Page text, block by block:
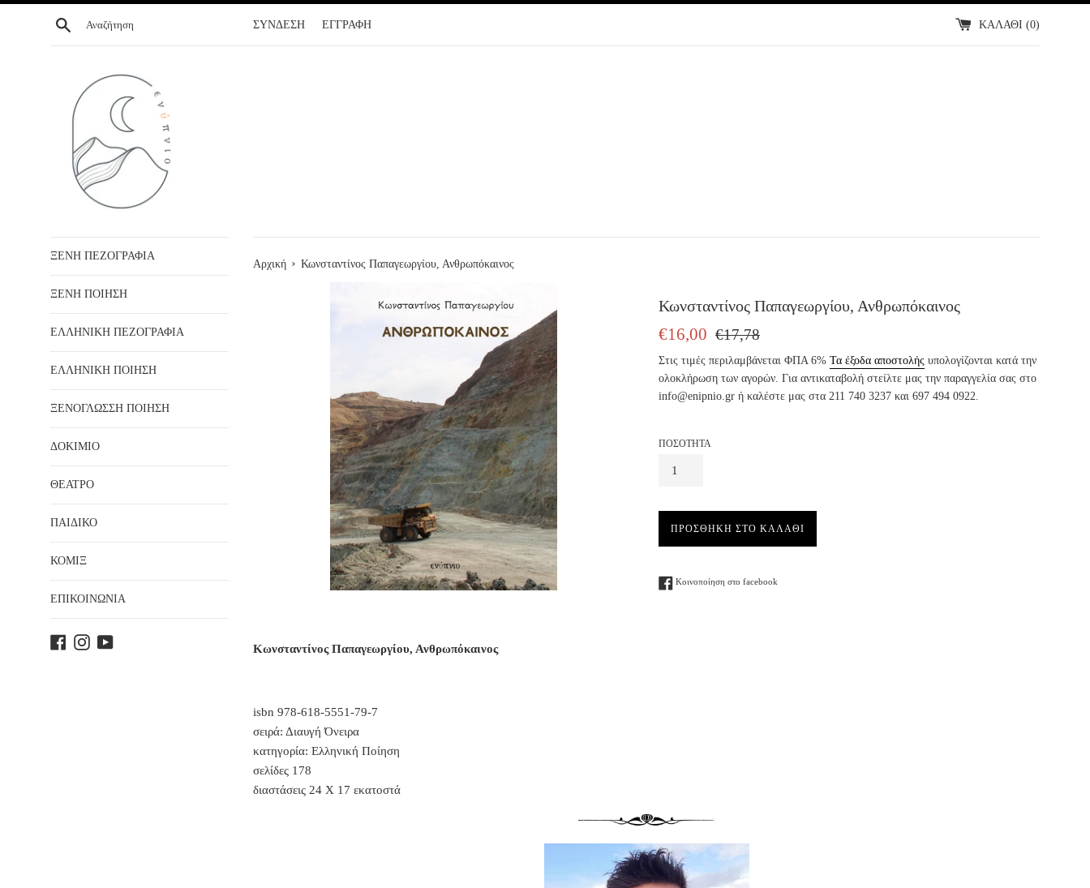
Αναζήτηση ΣΥΝΔΕΣΗ ΕΓΓΡΑΦΗ ΚΑΛΑΘΙ (0)
ΞΕΝΗ ΠΕΖΟΓΡΑΦΙΑ
ΞΕΝΗ ΠΟΙΗΣΗ
ΕΛΛΗΝΙΚΗ ΠΕΖΟΓΡΑΦΙΑ
ΕΛΛΗΝΙΚΗ ΠΟΙΗΣΗ
ΞΕΝΟΓΛΩΣΣΗ ΠΟΙΗΣΗ
ΔΟΚΙΜΙΟ
ΘΕΑΤΡΟ
ΠΑΙΔΙΚΟ
ΚΟΜΙΞ
ΕΠΙΚΟΙΝΩΝΙΑ
Facebook
InstagramYouTube
Αρχική › Κωνσταντίνος Παπαγεωργίου, Ανθρωπόκαινος
Κωνσταντίνος Παπαγεωργίου, Ανθρωπόκαινος
ΤΙΜΗ
€16,00
ΤΙΜΗ
€17,78
Στις τιμές περιλαμβάνεται ΦΠΑ 6% Τα έξοδα αποστολής υπολογίζονται κατά την
ολοκλήρωση των αγορών. Για αντικαταβολή στείλτε μας την παραγγελία σας στο
info@enipnio.gr ή καλέστε μας στα 211 740 3237 και 697 494 0922.
ΠΟΣΟΤΗΤΑ
ΠΡΟΣΘΗΚΗ ΣΤΟ ΚΑΛΑΘΙ
Κοινοποίηση στο facebook
Κωνσταντίνος Παπαγεωργίου, Ανθρωπόκαινος
isbn 978-618-5551-79-7
σειρά: Διαυγή Όνειρα
κατηγορία: Ελληνική Ποίηση
σελίδες 178
διαστάσεις 24 Χ 17 εκατοστά